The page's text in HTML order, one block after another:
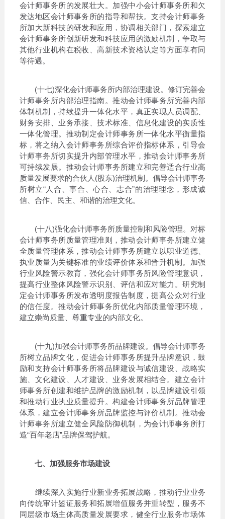
会计师事务所的发展壮大。加强中小会计师事务所和欠
发达地区会计师事务所的指导和帮扶。支持会计师事务
所加大新科技的研发和应用，协调相关部门，探索建立
会计师事务所创新研发和科技应用的激励机制，争取与
其他行业机构在税收、高新技术资格认定等方面享有同
等待遇。
(十七)深化会计师事务所内部治理建设。修订完善会
计师事务所内部治理指南。推动会计师事务所完善内部
体制机制，持续提升一体化水平，真正实现人员调配、
财务安排、业务承接、技术标准、信息化建设的实质性
一体化管理。推动制定会计师事务所一体化水平衡量指
标，将之纳入会计师事务所综合评价指标体系，引导会
计师事务所切实提升内部管理水平，推动会计师事务所
可持续发展。推动会计师事务所建立和完善适合行业高
质量发展要求的合伙人(股东)治理机制。倡导会计师事务
所树立“人合、事合、心合、志合”的治理理念，形成诚
信、合作、民主、和谐的治理文化。
(十八)强化会计师事务所质量控制和风险管理。对标
会计师事务所质量管理准则，推动会计师事务所建立健
全质量管理体系，推动会计师事务所建立以职业道德、
执业质量为关键标准的业绩评价体系和晋升机制。加强
行业风险警示教育，强化会计师事务所风险管理意识，
提高行业整体风险警示识别、评估和应对能力。研究制
定会计师事务所发布透明度报告制度，提高公众对行业
的信任度。推动会计师事务所优化内部质量管理环境，
建立崇尚质量、尊重专业的内部文化。
(十九)加强会计师事务所品牌建设。倡导会计师事务
所树立品牌文化，促进会计师事务所提升品牌意识，鼓
励和支持会计师事务所将品牌建设与诚信建设、战略实
施、文化建设、人才建设、业务发展相结合。建立会计
师事务所创建和维护品牌的激励机制，以品牌建设引领
和推动行业执业质量提升。构建会计师事务所品牌管理
体系，建立会计师事务所品牌监控与评价机制。推动会
计师事务所建立健全风险防御机制，为会计师事务所打
造“百年老店”品牌保驾护航。
七、加强服务市场建设
继续深入实施行业新业务拓展战略，推动行业业务
向传统审计鉴证服务和拓展增值服务并重转型，服务不
同层级市场主体高质量发展要求，健全行业服务市场体